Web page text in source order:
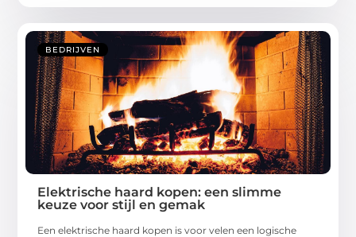
BEDRIJVEN
Elektrische haard kopen: een slimme
keuze voor stijl en gemak
Een elektrische haard kopen is voor velen een logische